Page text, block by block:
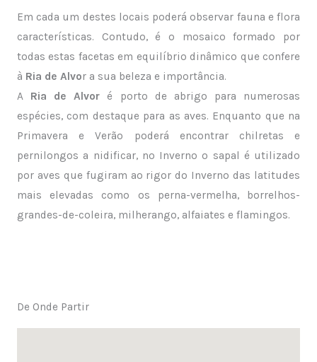
Em cada um destes locais poderá observar fauna e flora
características. Contudo, é o mosaico formado por
todas estas facetas em equilíbrio dinâmico que confere
à Ria de Alvor a sua beleza e importância.
A Ria de Alvor é porto de abrigo para numerosas
espécies, com destaque para as aves. Enquanto que na
Primavera e Verão poderá encontrar chilretas e
pernilongos a nidificar, no Inverno o sapal é utilizado
por aves que fugiram ao rigor do Inverno das latitudes
mais elevadas como os perna-vermelha, borrelhos-
grandes-de-coleira, milherango, alfaiates e flamingos.
De Onde Partir